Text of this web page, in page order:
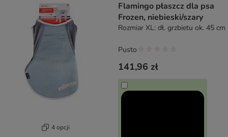
4 opcji
Flamingo płaszcz dla psa
Frozen, niebieski/szary
Rozmiar XL: dł. grzbietu ok. 45 cm
141,96 zł
Pusto